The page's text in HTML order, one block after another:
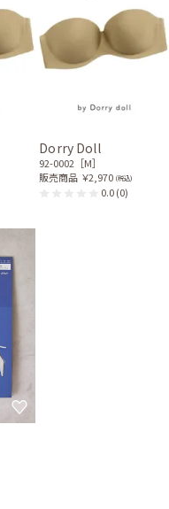
Dorry Doll
92-0002［M］
販売商品 ￥2,970 (税込)
0.0(0)